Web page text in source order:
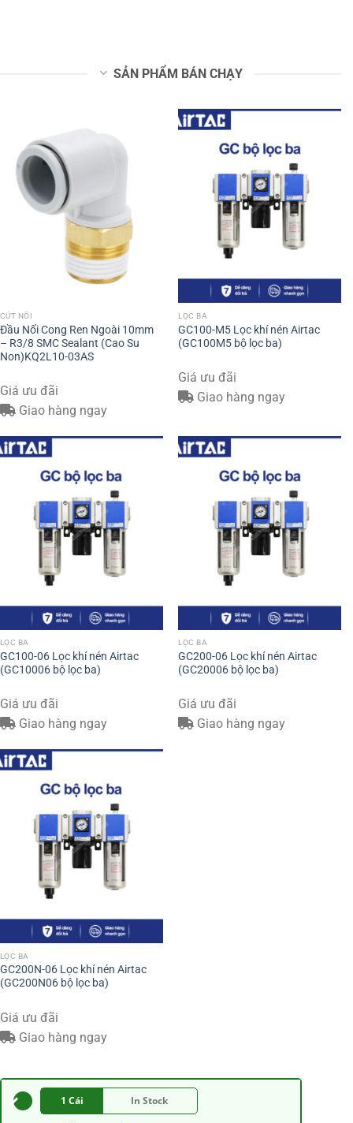
SẢN PHẨM BÁN CHẠY
CÚT NỐI
Đầu Nối Cong Ren Ngoài 10mm
– R3/8 SMC Sealant (Cao Su
Non)KQ2L10-03AS
Giá ưu đãi
Giao hàng ngay
LỌC BA
GC100-M5 Lọc khí nén Airtac
(GC100M5 bộ lọc ba)
Giá ưu đãi
Giao hàng ngay
LỌC BA
GC100-06 Lọc khí nén Airtac
(GC10006 bộ lọc ba)
Giá ưu đãi
Giao hàng ngay
LỌC BA
GC200-06 Lọc khí nén Airtac
(GC20006 bộ lọc ba)
Giá ưu đãi
Giao hàng ngay
LỌC BA
GC200N-06 Lọc khí nén Airtac
(GC200N06 bộ lọc ba)
Giá ưu đãi
Giao hàng ngay
1 Cái In Stock